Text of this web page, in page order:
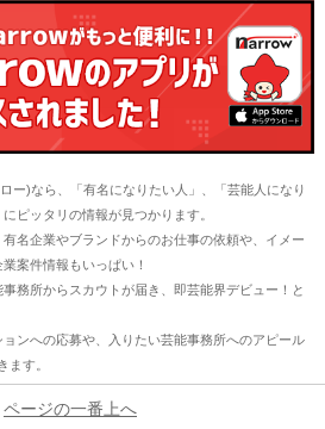
ー)なら、「有名になりたい人」、「芸能人になり
ピッタリの情報が見つかります。
名企業やブランドからのお仕事の依頼や、イメー
案件情報もいっぱい！
務所からスカウトが届き、即芸能界デビュー！と
ンへの応募や、入りたい芸能事務所へのアピール
ます。
ページの一番上へ